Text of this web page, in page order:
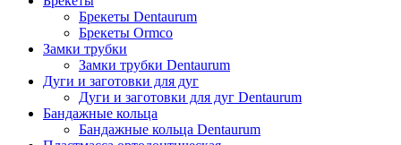
Брекеты Dentaurum
Брекеты Ormco
Замки трубки
Замки трубки Dentaurum
Дуги и заготовки для дуг
Дуги и заготовки для дуг Dentaurum
Бандажные кольца
Бандажные кольца Dentaurum